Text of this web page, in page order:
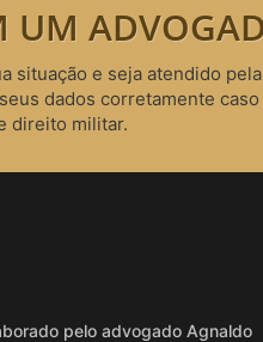
UM
situação e seja atendido
dados corretamente
direito militar.
pelo advogado Agnaldo